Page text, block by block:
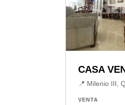
CASA
📍 Milenio III,
VENTA